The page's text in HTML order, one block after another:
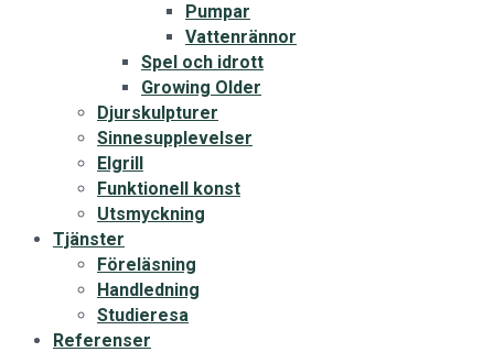
Pumpar
Vattenrännor
Spel och idrott
Growing Older
Djurskulpturer
Sinnesupplevelser
Elgrill
Funktionell konst
Utsmyckning
Tjänster
Föreläsning
Handledning
Studieresa
Referenser